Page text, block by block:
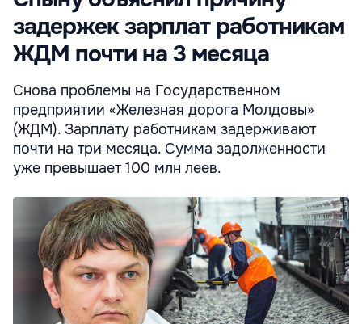
задержек зарплат работникам
ЖДМ почти на 3 месяца
Снова проблемы на Государствен­ном
предприятии «Железная дорога Молдовы»
(ЖДМ). Зарплату работникам задерживают
почти на три месяца. Сумма задолженности
уже превышает 100 млн леев.